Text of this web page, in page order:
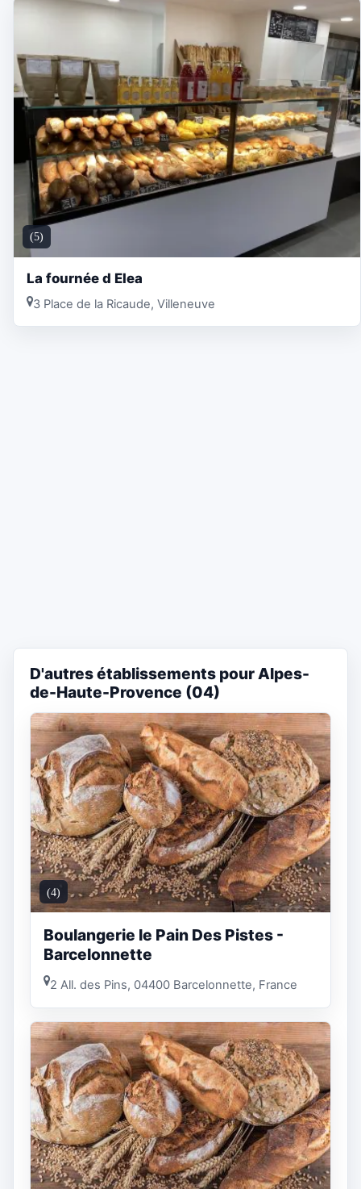
(5)
La fournée d Elea
3 Place de la Ricaude, Villeneuve
D'autres établissements pour Alpes-
de-Haute-Provence (04)
(4)
Boulangerie le Pain Des Pistes -
Barcelonnette
2 All. des Pins, 04400 Barcelonnette, France